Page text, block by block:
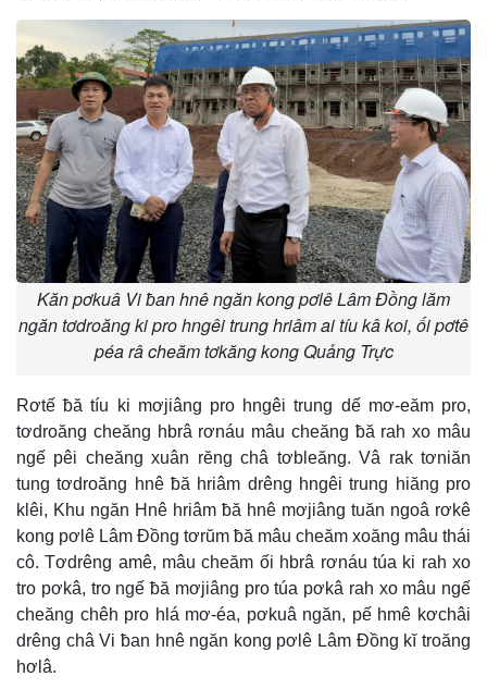
Kăn pơkuâ Vi ƀan hnê ngăn kong pơlê Lâm Đồng lăm
ngăn tơdroăng ki pro hngêi trung hriâm ai tíu kâ koi, ối pơtê
péa râ cheăm tơkăng kong Quảng Trực
Rơtế ƀă tíu ki mơjiâng pro hngêi trung dế mơ-eăm pro,
tơdroăng cheăng hbrâ rơnáu mâu cheăng ƀă rah xo mâu
ngế pêi cheăng xuân rĕng châ tơbleăng. Vâ rak tơniăn
tung tơdroăng hnê ƀă hriâm drêng hngêi trung hiăng pro
klêi, Khu ngăn Hnê hriâm ƀă hnê mơjiâng tuăn ngoâ rơkê
kong pơlê Lâm Đồng tơrŭm ƀă mâu cheăm xoăng mâu thái
cô. Tơdrêng amê, mâu cheăm ối hbrâ rơnáu túa ki rah xo
tro pơkâ, tro ngế ƀă mơjiâng pro túa pơkâ rah xo mâu ngế
cheăng chêh pro hlá mơ-éa, pơkuâ ngăn, pế hmê kơchâi
drêng châ Vi ƀan hnê ngăn kong pơlê Lâm Đồng kĭ troăng
hơlâ.